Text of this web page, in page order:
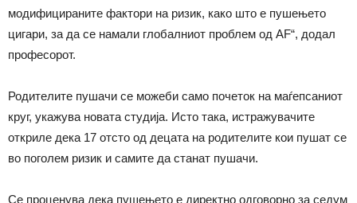
модифицираните фактори на ризик, како што е пушењето
цигари, за да се намали глобалниот проблем од AF“, додал
професорот.
Родителите пушачи се можеби само почеток на маѓепсаниот
круг, укажува новата студија. Исто така, истражувачите
откриле дека 17 отсто од децата на родителите кои пушат се
во поголем ризик и самите да станат пушачи.
Се проценува дека пушењето е директно одговорно за седум